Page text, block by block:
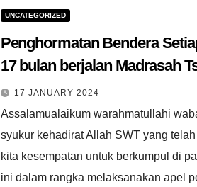
UNCATEGORIZED
Penghormatan Bendera
17 bulan berjalan Madrasah
Negeri 39 Jakarta
17 JANUARY 2024
Assalamualaikum warahmatullahi
syukur kehadirat Allah SWT yang
kita kesempatan untuk berkumpul di
ini dalam rangka melaksanakan apel